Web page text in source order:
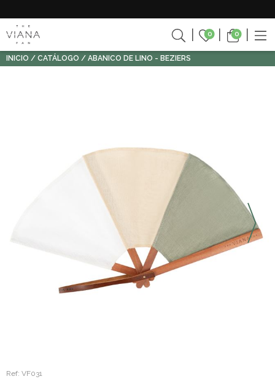
0 0
INICIO CATÁLOGO ABANICO DE LINO - BEZIERS
Ref: VF031